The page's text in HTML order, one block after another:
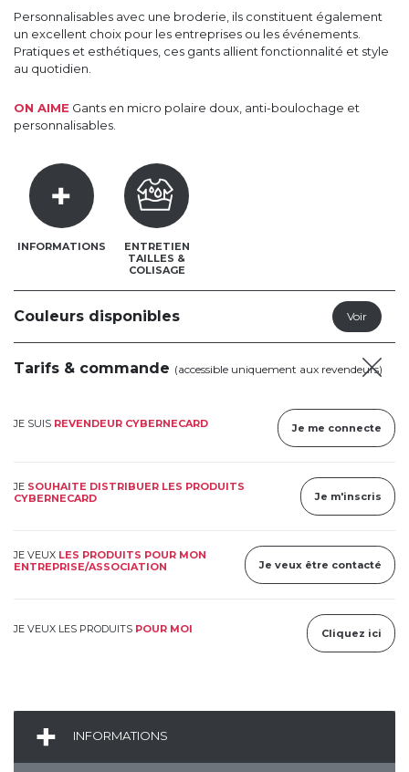
Personnalisables avec une broderie, ils constituent également
un excellent choix pour les entreprises ou les événements.
Pratiques et esthétiques, ces gants allient fonctionnalité et style
au quotidien.
ON AIME Gants en micro polaire doux, anti-boulochage et
personnalisables.
INFORMATIONS
ENTRETIEN
TAILLES &
COLISAGE
Couleurs disponibles
Tarifs & commande (accessible uniquement aux revendeurs)
JE SUIS REVENDEUR CYBERNECARD Je me connecte
JE SOUHAITE DISTRIBUER LES PRODUITS
CYBERNECARD
Je m'inscris
JE VEUX LES PRODUITS POUR MON
ENTREPRISE/ASSOCIATION
Je veux être contacté
JE VEUX LES PRODUITS POUR MOI Cliquez ici
INFORMATIONS